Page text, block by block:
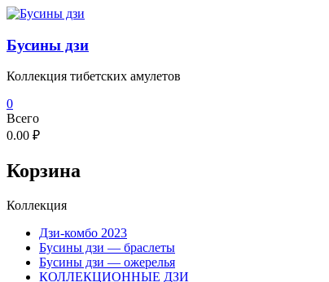
Перейти
содержимому
Бусины дзи
Коллекция тибетских амулетов
0
Всего
0.00 ₽
Корзина
Коллекция
Дзи-комбо 2023
Бусины дзи — браслеты
Бусины дзи — ожерелья
КОЛЛЕКЦИОННЫЕ ДЗИ